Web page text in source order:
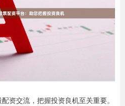
资交流，把握投资良机至关重要。